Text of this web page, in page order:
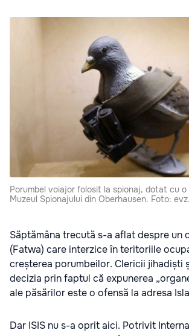
Porumbel voiajor folosit la spionaj, dotat cu o
Muzeul Spionajului din Oberhausen. Foto:
Săptămâna trecută s-a aflat despre un
(Fatwa) care interziceîn teritoriile
creșterea porumbeilor. Clericii jihadiști
decizia prin faptul că expunerea
ale păsărilor este o ofensă la adresa
Dar ISIS nu s-a oprit aici. Potrivit